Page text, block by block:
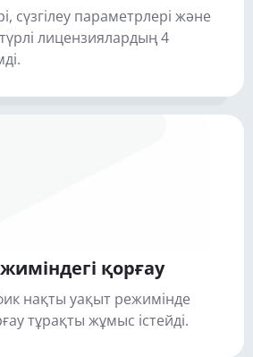
сүзгілеу параметрлері және
лицензиялардың 4
қорғау
нақты уақыт режимінде
тұрақты жұмыс істейді.